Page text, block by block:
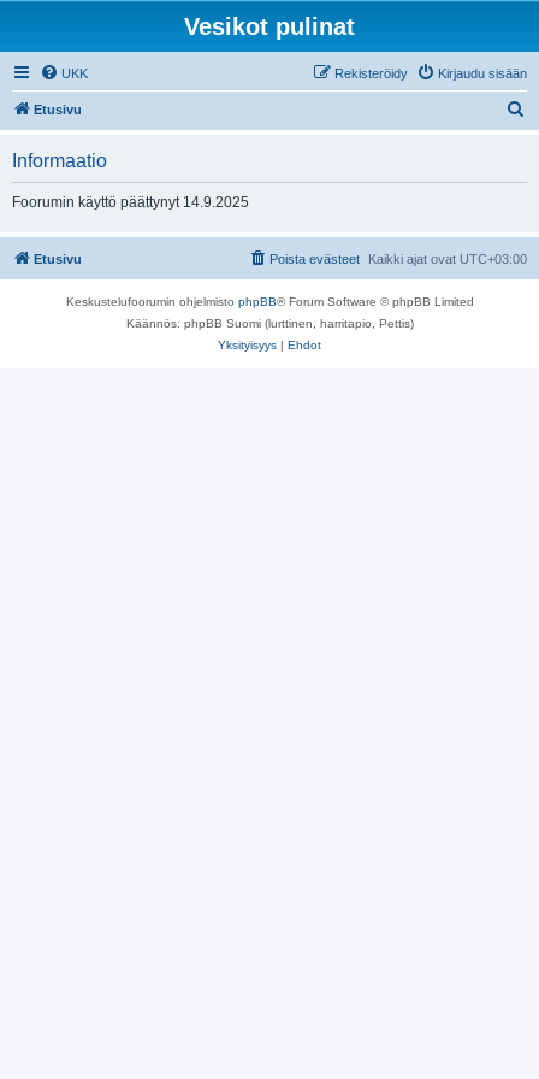
Vesikot pulinat
UKK Kirjaudu sisään
Rekisteröidy
Etusivu
Informaatio
Foorumin käyttö päättynyt 14.9.2025
Etusivu Kaikki ajat ovat UTC+03:00
Poista evästeet
Keskustelufoorumin ohjelmisto phpBB® Forum Software © phpBB Limited
Käännös: phpBB Suomi (lurttinen, harritapio, Pettis)
Yksityisyys | Ehdot